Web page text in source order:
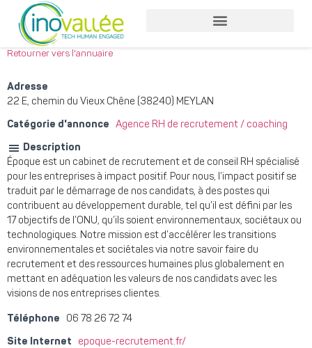
Retourner vers l'annuaire
Adresse
22 E, chemin du Vieux Chêne (38240) MEYLAN
Catégorie d'annonce Agence RH de recrutement / coaching
Description
Époque est un cabinet de recrutement et de conseil RH spécialisé
pour les entreprises à impact positif. Pour nous, l’impact positif se
traduit par le démarrage de nos candidats, à des postes qui
contribuent au développement durable, tel qu’il est défini par les
17 objectifs de l’ONU, qu’ils soient environnementaux, sociétaux ou
technologiques. Notre mission est d’accélérer les transitions
environnementales et sociétales via notre savoir faire du
recrutement et des ressources humaines plus globalement en
mettant en adéquation les valeurs de nos candidats avec les
visions de nos entreprises clientes.
Téléphone 06 78 26 72 74
Site Internet epoque-recrutement.fr/